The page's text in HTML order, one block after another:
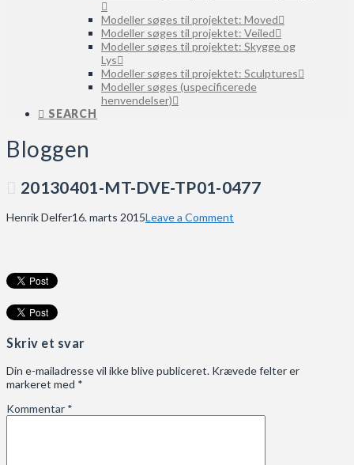
Modeller søges til projektet: Moved
Modeller søges til projektet: Veiled
Modeller søges til projektet: Skygge og
Lys
Modeller søges til projektet: Sculptures
Modeller søges (uspecificerede
henvendelser)
SEARCH
Bloggen
20130401-MT-DVE-TP01-0477
Henrik Delfer16. marts 2015Leave a Comment
Skriv et svar
Din e-mailadresse vil ikke blive publiceret. Krævede felter er
markeret med *
Kommentar *